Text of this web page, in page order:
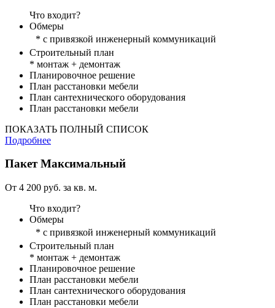
Что входит?
Обмеры
* с привязкой инженерный коммуникаций
Строительный план
* монтаж + демонтаж
Планировочное решение
План расстановки мебели
План сантехнического оборудования
План расстановки мебели
ПОКАЗАТЬ ПОЛНЫЙ СПИСОК
Подробнее
ПакетМаксимальный
От 4 200 руб. за кв. м.
Что входит?
Обмеры
* с привязкой инженерный коммуникаций
Строительный план
* монтаж + демонтаж
Планировочное решение
План расстановки мебели
План сантехнического оборудования
План расстановки мебели